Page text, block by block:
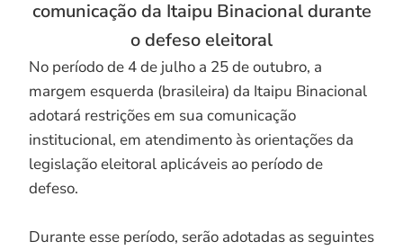
comunicação da Itaipu Binacional durante
o defeso eleitoral
No período de 4 de julho a 25 de outubro, a
margem esquerda (brasileira) da Itaipu Binacional
adotará restrições em sua comunicação
institucional, em atendimento às orientações da
legislação eleitoral aplicáveis ao período de
defeso.
Durante esse período, serão adotadas as seguintes